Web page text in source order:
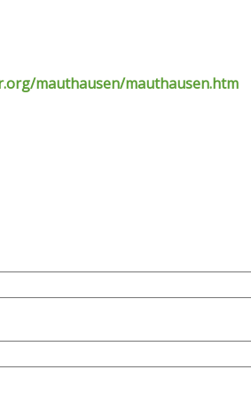
mauthausen/mauthausen.htm